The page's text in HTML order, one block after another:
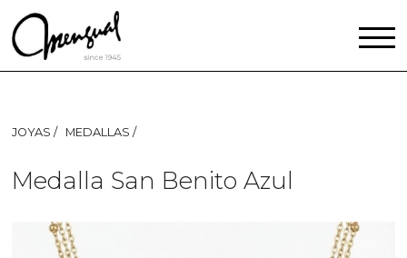
JOYAS MEDALLAS
Medalla San Benito Azul